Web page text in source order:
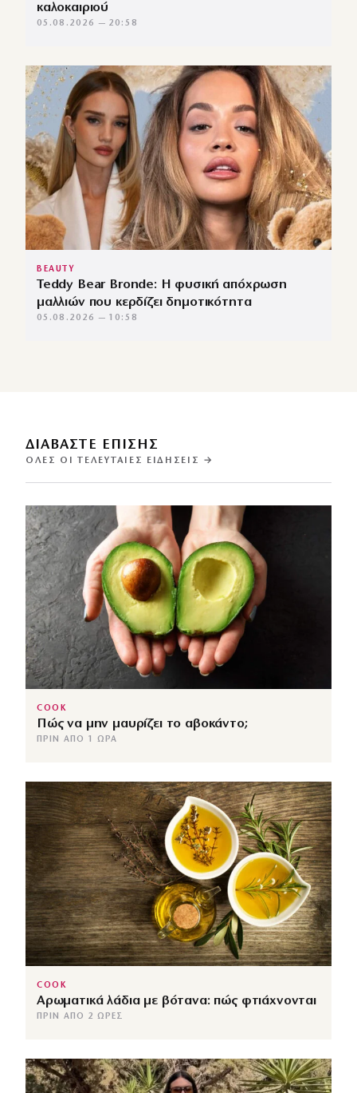
καλοκαιριού
05.08.2026 — 20:58
BEAUTY
Teddy Bear Bronde: Η φυσική απόχρωση
μαλλιών που κερδίζει δημοτικότητα
05.08.2026 — 10:58
ΔΙΑΒΑΣΤΕ ΕΠΙΣΗΣ
ΌΛΕΣ ΟΙ ΤΕΛΕΥΤΑΊΕΣ ΕΙΔΉΣΕΙΣ →
COOK
Πώς να μην μαυρίζει το αβοκάντο;
ΠΡΙΝ ΑΠΌ 1 ΏΡΑ
COOK
Αρωματικά λάδια με βότανα: πώς φτιάχνονται
ΠΡΙΝ ΑΠΌ 2 ΏΡΕΣ